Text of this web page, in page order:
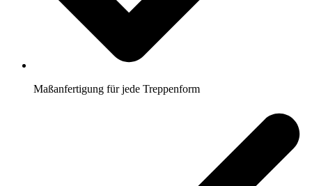
Maßanfertigung für jede Treppenform